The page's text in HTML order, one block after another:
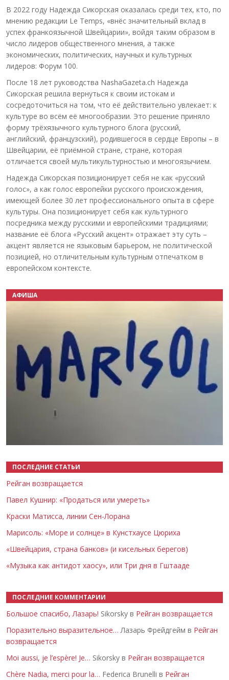
В 2022 году Надежда Сикорская оказалась среди тех, кто, по
мнению редакции Le Temps, «внёс значительный вклад в
успех франкоязычной Швейцарии», войдя таким образом в
число лидеров общественного мнения, а также
экономических, политических, научных и культурных
лидеров: Форум 100.
После 18 лет руководства NashaGazeta.ch Надежда
Сикорская решила вернуться к своим истокам и
сосредоточиться на том, что её действительно увлекает: к
культуре во всём её многообразии. Это решение приняло
форму трёхязычного культурного блога (русский,
английский, французский), родившегося в сердце Европы – в
Швейцарии, её приёмной стране, стране, которая
отличается своей мультикультурностью и многоязычием.
Надежда Сикорская позиционирует себя не как «русский
голос», а как голос европейки русского происхождения,
имеющей более 30 лет профессионального опыта в сфере
культуры. Она позиционирует себя как культурного
посредника между русскими и европейскими традициями;
название её блога «Русский акцент» отражает эту суть –
акцент является не языковым барьером, не политической
позицией, но отличительным культурным отпечатком в
европейском контексте.
АФИША
ПОСЛЕДНИЕ СТАТЬИ
Рейган возвращается
Павел Кушнир: «Продаться или умереть»
Краски Матисса, линии Сен-Лорана
Марисоль: «Море и солнце» в Кунстхаусе Цюриха
«Швейцария, страна банков» (и кисельных берегов)
«Музыка как антидот хаосу», или Три дня в Гштааде
ПОСЛЕДНИЕ КОММЕНТАРИИ
Большое спасибо, Лазарь! Sikorsky в Рейган возвращается
Поразительно выразительное… Лазарь Фрейдгейм в Рейган
возвращается
Moi aussi, je l’espère! Je… Sikorsky в Рейган возвращается
Chère Nadia, merci pour la… Federica Brunelli в Рейган